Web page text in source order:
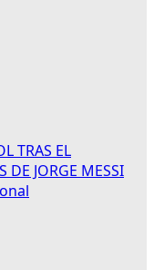
TRAS EL
DE JORGE MESSI